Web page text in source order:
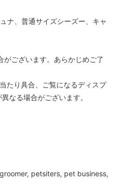
ナ、普通サイズシーズー、キャ
ございます。あらかじめご了
たり具合、ご覧になるディスプ
なる場合がございます。
petsiters, pet business,